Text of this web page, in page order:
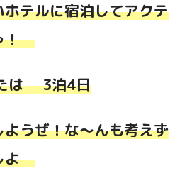
テルに宿泊してアクテ
！
は 3泊4日
うぜ！な〜んも考えず
よ